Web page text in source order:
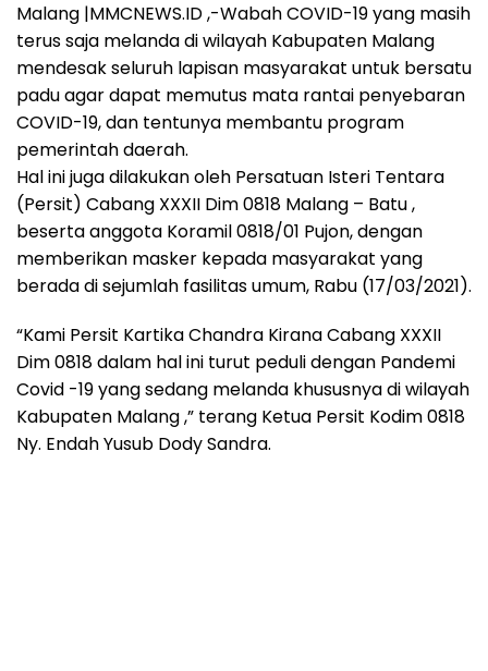
Malang |MMCNEWS.ID ,-Wabah COVID-19 yang masih
terus saja melanda di wilayah Kabupaten Malang
mendesak seluruh lapisan masyarakat untuk bersatu
padu agar dapat memutus mata rantai penyebaran
COVID-19, dan tentunya membantu program
pemerintah daerah.
Hal ini juga dilakukan oleh Persatuan Isteri Tentara
(Persit) Cabang XXXII Dim 0818 Malang – Batu ,
beserta anggota Koramil 0818/01 Pujon, dengan
memberikan masker kepada masyarakat yang
berada di sejumlah fasilitas umum, Rabu (17/03/2021).
“Kami Persit Kartika Chandra Kirana Cabang XXXII
Dim 0818 dalam hal ini turut peduli dengan Pandemi
Covid -19 yang sedang melanda khususnya di wilayah
Kabupaten Malang ,” terang Ketua Persit Kodim 0818
Ny. Endah Yusub Dody Sandra.